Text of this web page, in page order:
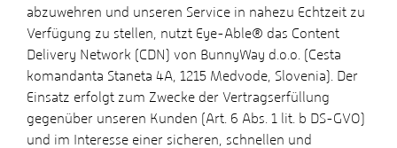
abzuwehren und unseren Service in nahezu Echtzeit zu
Verfügung zu stellen, nutzt Eye-Able® das Content
Delivery Network (CDN) von BunnyWay d.o.o. (Cesta
komandanta Staneta 4A, 1215 Medvode, Slovenia). Der
Einsatz erfolgt zum Zwecke der Vertragserfüllung
gegenüber unseren Kunden (Art. 6 Abs. 1 lit. b DS-GVO)
und im Interesse einer sicheren, schnellen und